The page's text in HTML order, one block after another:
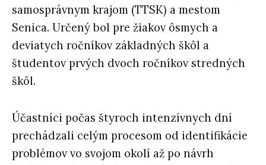
samosprávnym krajom (TTSK) a mestom
Senica. Určený bol pre žiakov ôsmych a
deviatych ročníkov základných škôl a
študentov prvých dvoch ročníkov stredných
škôl.
Účastníci počas štyroch intenzívnych dní
prechádzali celým procesom od identifikácie
problémov vo svojom okolí až po návrh